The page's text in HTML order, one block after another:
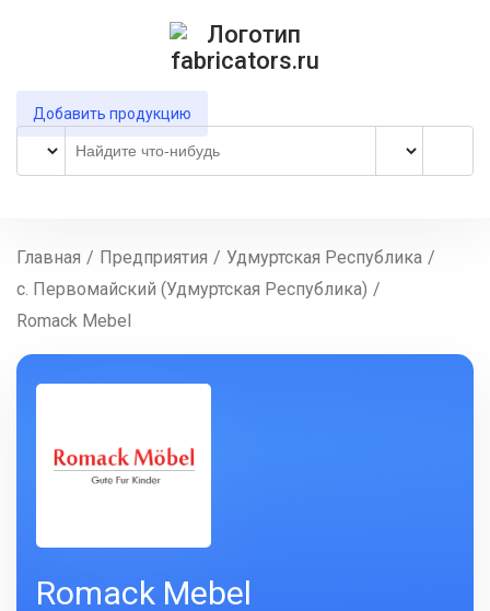
Добавить продукцию
Главная / Предприятия / Удмуртская Республика /
с. Первомайский (Удмуртская Республика) /
Romack Mebel
Romack Mebel